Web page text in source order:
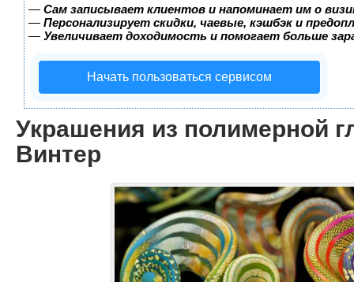
— Сам записывает клиентов и напоминает им о
— Персонализирует скидки, чаевые, кэшбэк и
— Увеличивает доходимость и помогает больше
Начать пользоваться сервисом
Украшения из полимерной
Винтер